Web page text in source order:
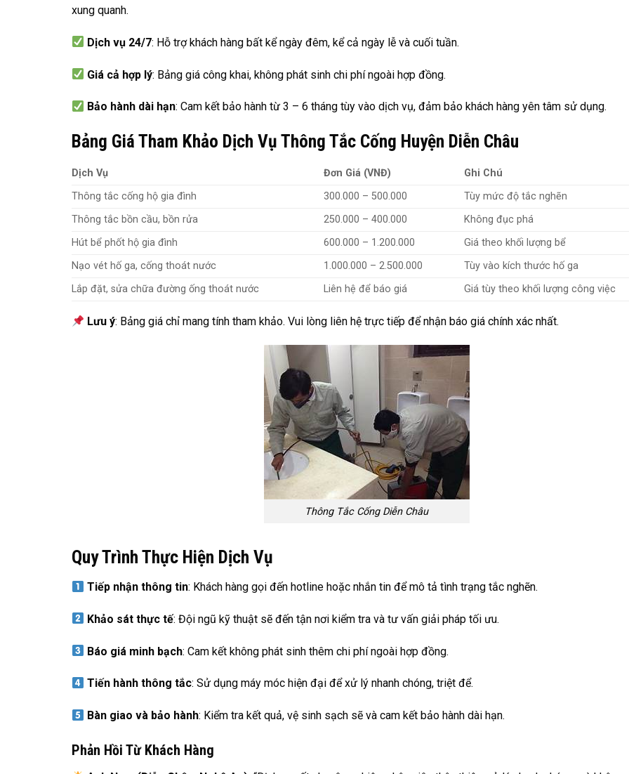
xung quanh.
Dịch vụ 24/7: Hỗ trợ khách hàng bất kể ngày đêm, kể cả ngày lễ và cuối tuần.
Giá cả hợp lý: Bảng giá công khai, không phát sinh chi phí ngoài hợp đồng.
Bảo hành dài hạn: Cam kết bảo hành từ 3 – 6 tháng tùy vào dịch vụ, đảm bảo khách hàng yên tâm sử dụng.
Bảng Giá Tham Khảo Dịch Vụ Thông Tắc Cống Huyện Diễn Châu
Dịch Vụ Đơn Giá (VNĐ)
Ghi Chú
Thông tắc cống hộ gia đình
300.000 – 500.000
Tùy mức độ tắc nghẽn
Thông tắc bồn cầu, bồn rửa
250.000 – 400.000
Không đục phá
Hút bể phốt hộ gia đình
600.000 – 1.200.000
Giá theo khối lượng bể
Nạo vét hố ga, cống thoát nước
1.000.000 – 2.500.000
Tùy vào kích thước hố ga
Lắp đặt, sửa chữa đường ống thoát nước
Liên hệ để báo giá Giá tùy theo khối lượng công việc
Lưu ý: Bảng giá chỉ mang tính tham khảo. Vui lòng liên hệ trực tiếp để nhận báo giá chính xác nhất.
Thông Tắc Cống Diễn Châu
Quy Trình Thực Hiện Dịch Vụ
Tiếp nhận thông tin: Khách hàng gọi đến hotline hoặc nhắn tin để mô tả tình trạng tắc nghẽn.
Khảo sát thực tế: Đội ngũ kỹ thuật sẽ đến tận nơi kiểm tra và tư vấn giải pháp tối ưu.
Báo giá minh bạch: Cam kết không phát sinh thêm chi phí ngoài hợp đồng.
Tiến hành thông tắc: Sử dụng máy móc hiện đại để xử lý nhanh chóng, triệt để.
Bàn giao và bảo hành: Kiểm tra kết quả, vệ sinh sạch sẽ và cam kết bảo hành dài hạn.
Phản Hồi Từ Khách Hàng